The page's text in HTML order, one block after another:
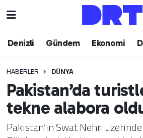
Denizli Gündem Ekonomi
HABERLER DÜNYA
Pakistan’da
tekne alabora
Pakistan’ın Swat Nehri
Denizli
Gündem
Ekonomi
Dünya
Hava Durumu
Trafik Durumu
Puan Durumu ve Fikstür
Tüm Manşetler